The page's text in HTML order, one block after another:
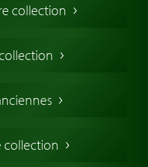
collection
collection